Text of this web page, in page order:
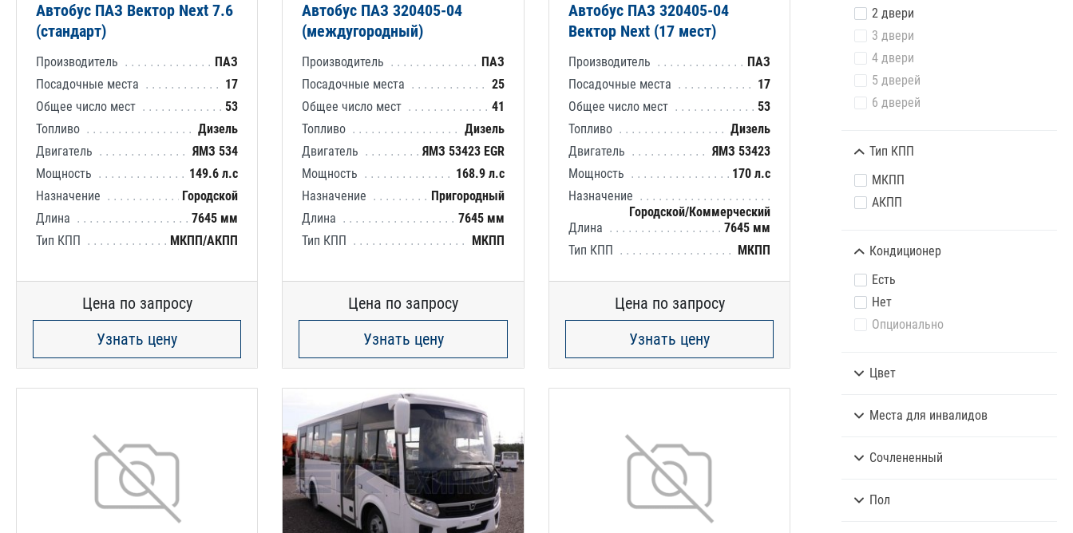
2 двери
3 двери
4 двери
5 дверей
6 дверей
Тип КПП
МКПП
АКПП
Кондиционер
Есть
Нет
Опционально
Цвет
Места для инвалидов
Сочлененный
Пол
Автобус ПАЗ Вектор Next 7.6
(стандарт)
Производитель
ПАЗ
Посадочные места
17
Общее число мест
53
Топливо
Дизель
Двигатель
ЯМЗ 534
Мощность
149.6 л.с
Назначение
Городской
Длина
7645 мм
Тип КПП
МКПП/АКПП
Цена по запросу
Узнать цену
Автобус ПАЗ 320405-04
(междугородный)
Производитель
ПАЗ
Посадочные места
25
Общее число мест
41
Топливо
Дизель
Двигатель
ЯМЗ 53423 EGR
Мощность
168.9 л.с
Назначение
Пригородный
Длина
7645 мм
Тип КПП
МКПП
Цена по запросу
Узнать цену
Автобус ПАЗ 320405-04
Вектор Next (17 мест)
Производитель
ПАЗ
Посадочные места
17
Общее число мест
53
Топливо
Дизель
Двигатель
ЯМЗ 53423
Мощность
170 л.с
Назначение
Городской/Коммерческий
Длина
7645 мм
Тип КПП
МКПП
Цена по запросу
Узнать цену